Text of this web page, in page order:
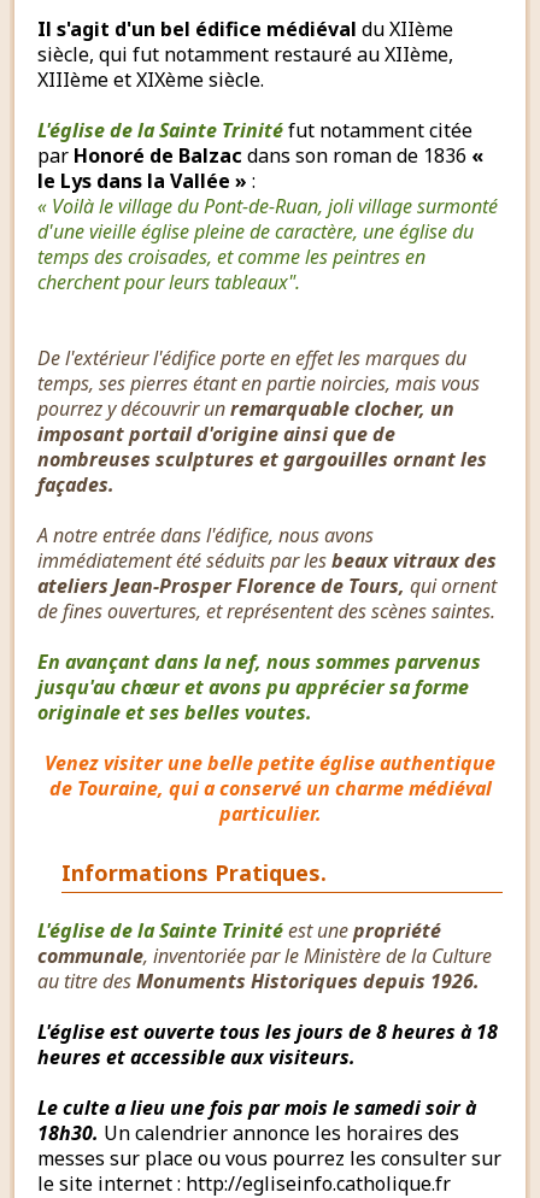
Il s'agit d'un bel édifice médiéval du XIIème
siècle, qui fut notamment restauré au XIIème,
XIIIème et XIXème siècle.
L'église de la Sainte Trinitéfut notamment citée
par Honoré de Balzac dans son roman de 1836 «
le Lys dans la Vallée » :
« Voilà le village du Pont-de-Ruan, joli village surmonté
d'une vieille église pleine de caractère, une église du
temps des croisades, et comme les peintres en
cherchent pour leurs tableaux".
De l'extérieur l'édifice porte en effet les marques du
temps, ses pierres étant en partie noircies, mais vous
pourrez y découvrir unremarquable clocher, un
imposant portail d'origine ainsi que de
nombreuses sculptures et gargouilles ornant les
façades.
A notre entrée dans l'édifice, nous avons
immédiatement été séduits par lesbeaux vitraux des
ateliers Jean-Prosper Florence de Tours, qui ornent
de fines ouvertures, et représentent des scènes saintes.
En avançant dans la nef, nous sommes parvenus
jusqu'au chœur et avons pu apprécier sa forme
originale et ses belles voutes.
Venez visiter une belle petite église authentique
de Touraine, qui a conservé un charme médiéval
particulier.
Informations Pratiques.
L'église de la Sainte Trinitéest unepropriété
communale, inventoriée par le Ministère de la Culture
au titre desMonuments Historiques depuis 1926.
L'église est ouverte tous les jours de 8 heures à 18
heures et accessible aux visiteurs.
Le culte a lieu une fois par mois le samedi soir à
18h30. Un calendrier annonce les horaires des
messes sur place ou vous pourrez les consulter sur
le site internet : http://egliseinfo.catholique.fr